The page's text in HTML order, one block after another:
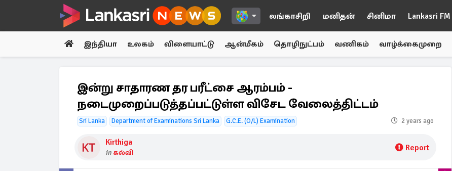
லங்காசிறி மனிதன் சினிமா Lankasri FM
இந்தியா உலகம் விளையாட்டு ஆன்மீகம் தொழிநுட்பம் வணிகம் வாழ்க்கைமுறை
இன்று சாதாரண தர பரீட்சை ஆரம்பம் -
நடைமுறைப்படுத்தப்பட்டுள்ள விசேட வேலைத்திட்டம்
Sri Lanka Department of Examinations Sri Lanka G.C.E. (O/L) Examination 2 years ago
Kirthiga
in கல்வி Report